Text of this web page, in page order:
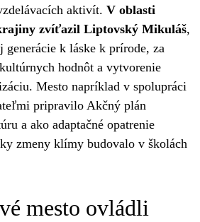
aktivít. V oblasti
zvíťazil Liptovský Mikuláš,
generácie k láske k prírode, za
hodnôt a vytvorenie
Mesto napríklad v spolupráci
pripravilo Akčný plán
a ako adaptačné opatrenie
zmeny klímy budovalo v školách
mesto ovládli